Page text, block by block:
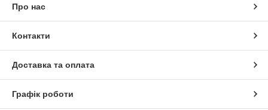
Про нас
Контакти
Доставка та оплата
Графік роботи